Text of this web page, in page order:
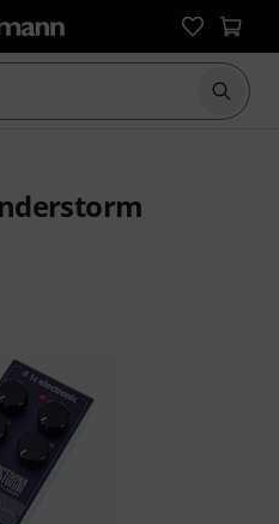
223 valutazioni dei clienti